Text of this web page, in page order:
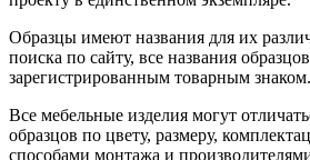
Образцы имеют названия для их
поиска по сайту, все названия
зарегистрированным товарным знаком.
Все мебельные изделия могут
образцов по цвету, размеру,
способами монтажа и